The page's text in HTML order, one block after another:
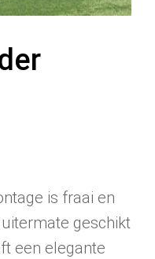
is fraai en
geschikt
een elegante